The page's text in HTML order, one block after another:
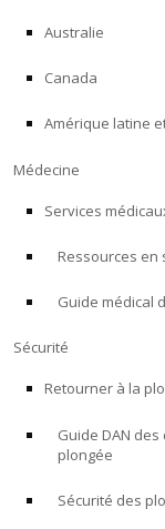
Alert Diver
Blog
RECHERCHE
FORMATION
PROGRAMMES
À PROPOS
Australie
Canada
Amérique latine
Médecine
Services
Ressources en
Guide médical
Sécurité
Retourner à la
Guide DAN
plongée
Sécurité des